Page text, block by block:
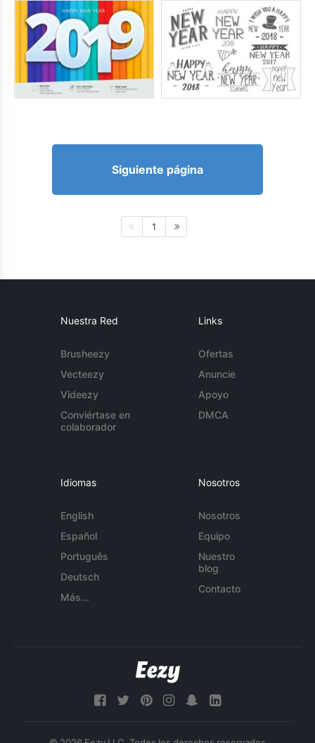
Siguiente página
1
Nuestra Red
Brusheezy
Vecteezy
Videezy
Conviértase en
colaborador
Links
Ofertas
Anuncie
Apoyo
DMCA
Idiomas
English
Español
Português
Deutsch
Más...
Nosotros
Nosotros
Equipo
Nuestro
blog
Contacto